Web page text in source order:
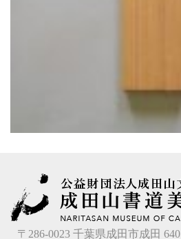
〒286-0023 千葉県成田市成田 640